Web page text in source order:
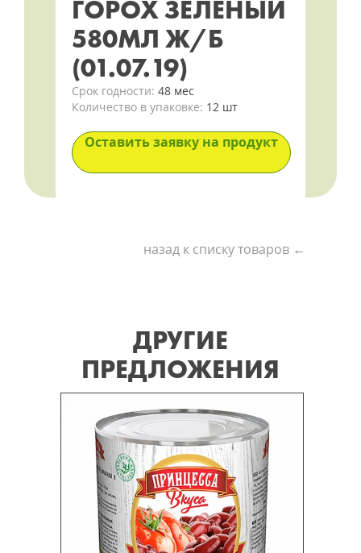
ГОРОХ ЗЕЛЕНЫЙ
580МЛ Ж/Б
(01.07.19)
Срок годности: 48 мес
Количество в упаковке: 12 шт
Оставить заявку на продукт
назад к списку товаров ←
ДРУГИЕ
ПРЕДЛОЖЕНИЯ